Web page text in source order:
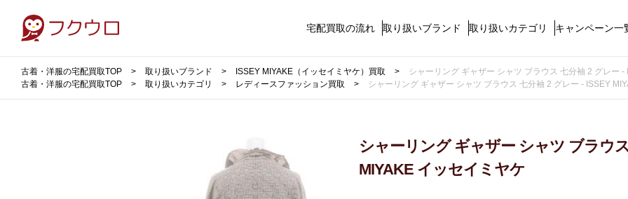
宅配買取の流れ 取り扱いブランド 取り扱いカテゴリ キャンペーン一
古着・洋服の宅配買取TOP 取り扱いブランド ISSEY MIYAKE（イッセイミヤケ）買取
シャーリング ギャザー シャツ ブラウス 七分袖 2 グレー
古着・洋服の宅配買取TOP
取り扱いカテゴリ レディースファッション買取 シャーリング ギャザー シャツ ブラウス 七分袖 2 グレー - ISSEY
シャーリング ギャザー シャツ ブラウ
MIYAKE イッセイミヤケ